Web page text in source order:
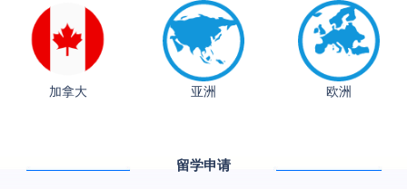
加拿大 亚洲 欧洲
留学申请